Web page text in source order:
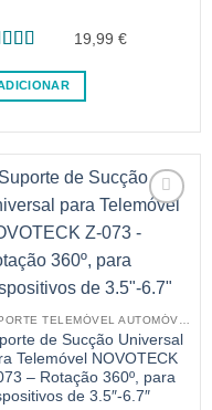
5
19,99 €
de Sucção Universal
Telemóvel NOVOTECK
– Rotação 360º, para
de 3.5″-6.7″